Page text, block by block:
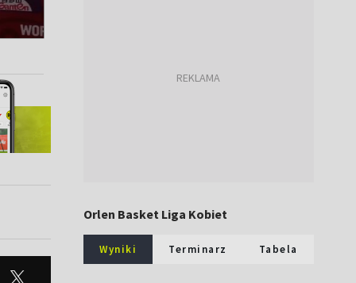
Orlen Basket Liga Kobiet
Wyniki Terminarz Tabela